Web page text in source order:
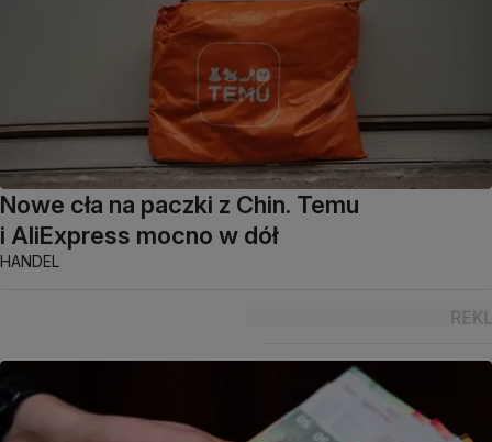
Nowe cła na paczki z Chin. Temu
i AliExpress mocno w dół
HANDEL